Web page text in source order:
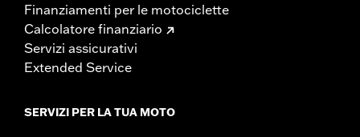
Finanziamenti per le motociclette
Calcolatore finanziario
Servizi assicurativi
Extended Service
SERVIZI PER LA TUA MOTO